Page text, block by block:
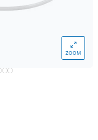
ZOOM
0,02 €*/1Stück